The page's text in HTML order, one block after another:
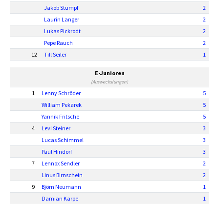
Jakob Stumpf
2
Laurin Langer
2
Lukas Pickrodt
2
Pepe Rauch
2
12
Till Seiler 1
E-Junioren
(Auswechslungen)
1 Lenny Schröder
5
William Pekarek
5
Yannik Fritsche
5
4
Levi Steiner
3
Lucas Schimmel
3
Paul Hindorf
3
7
Lennox Sendler
2
Linus Birnschein
2
9
Björn Neumann
1
Damian Karpe
1